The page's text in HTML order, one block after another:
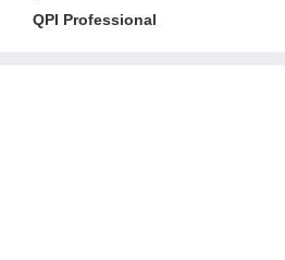
QPI Professional